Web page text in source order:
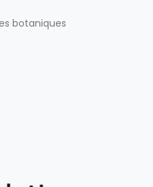
botaniques